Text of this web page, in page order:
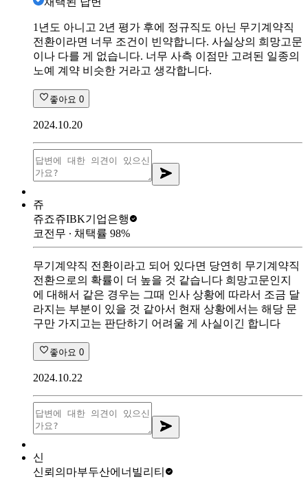
1년도 아니고 2년 평가 후에 정규직도 아닌 무기계약직
전환이라면 너무 조건이 빈약합니다. 사실상의 희망고문
이나 다를 게 없습니다. 너무 사측 이점만 고려된 일종의
노예 계약 비슷한 거라고 생각합니다.
좋아요 0
2024.10.20
쥬
쥬죠쥬IBK기업은행
코전무 ∙ 채택률 98%
무기계약직 전환이라고 되어 있다면 당연히 무기계약직
전환으로의 확률이 더 높을 것 같습니다 희망고문인지
에 대해서 같은 경우는 그때 인사 상황에 따라서 조금 달
라지는 부분이 있을 것 같아서 현재 상황에서는 해당 문
구만 가지고는 판단하기 어려울 게 사실이긴 합니다
좋아요 0
2024.10.22
신
신뢰의마부두산에너빌리티